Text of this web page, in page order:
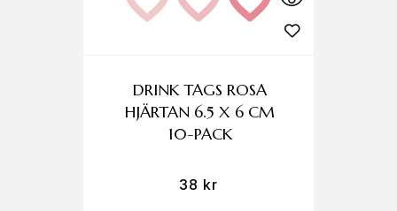
DRINK TAGS ROSA
HJÄRTAN 6.5 X 6 CM
10-PACK
38 kr